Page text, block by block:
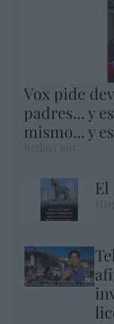
Vox pide
padres... y
mismo... y